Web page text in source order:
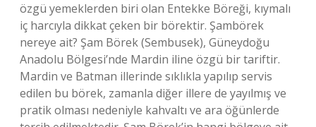
özgü yemeklerden biri olan Entekke Böreği, kıymalı
iç harcıyla dikkat çeken bir börektir. Şambörek
nereye ait? Şam Börek (Sembusek), Güneydoğu
Anadolu Bölgesi’nde Mardin iline özgü bir tariftir.
Mardin ve Batman illerinde sıklıkla yapılıp servis
edilen bu börek, zamanla diğer illere de yayılmış ve
pratik olması nedeniyle kahvaltı ve ara öğünlerde